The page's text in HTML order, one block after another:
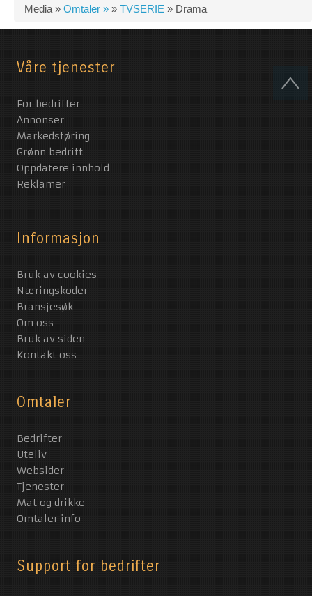
Media » Omtaler » » TVSERIE » Drama
Våre tjenester
For bedrifter
Annonser
Markedsføring
Grønn bedrift
Oppdatere innhold
Reklamer
Informasjon
Bruk av cookies
Næringskoder
Bransjesøk
Om oss
Bruk av siden
Kontakt oss
Omtaler
Bedrifter
Uteliv
Websider
Tjenester
Mat og drikke
Omtaler info
Support for bedrifter